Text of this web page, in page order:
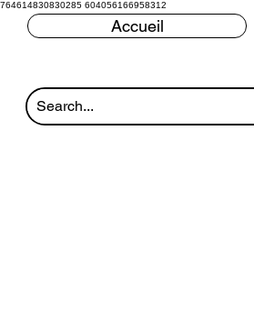
764614830830285 604056166958312
Accueil